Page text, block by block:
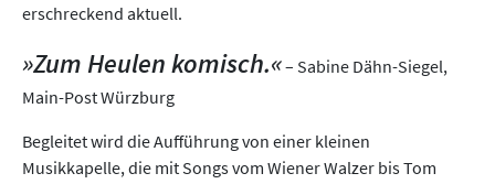
erschreckend aktuell.
»Zum Heulen komisch.«– Sabine Dähn-Siegel,
Main-Post Würzburg
Begleitet wird die Aufführung von einer kleinen
Musikkapelle, die mit Songs vom Wiener Walzer bis Tom